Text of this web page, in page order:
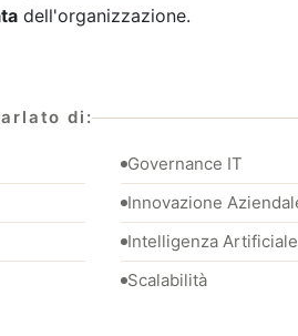
dell'organizzazione.
di:
Governance IT
Innovazione
Intelligenza Artificiale
Scalabilità